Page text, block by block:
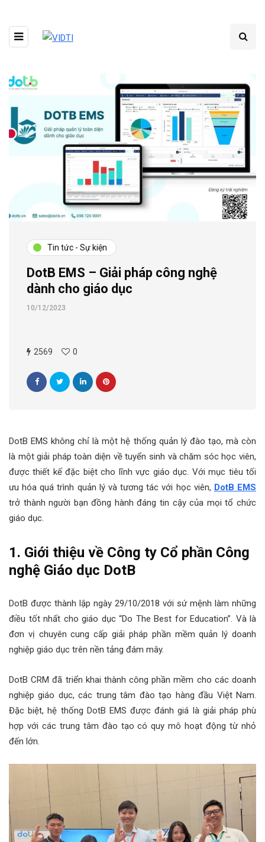
Tin tức - Sự kiện
DotB EMS – Giải pháp công nghệ
dành cho giáo dục
10/12/2023
2569 0
DotB EMS không chỉ là một hệ thống quản lý đào tạo, mà còn
là một giải pháp toàn diện về tuyển sinh và chăm sóc học viên,
được thiết kế đặc biệt cho lĩnh vực giáo dục. Với mục tiêu tối
ưu hóa quá trình quản lý và tương tác với học viên, DotB EMS
trở thành người bạn đồng hành đáng tin cậy của mọi tổ chức
giáo dục.
1. Giới thiệu về Công ty Cổ phần Công
nghệ Giáo dục DotB
DotB được thành lập ngày 29/10/2018 với sứ mệnh làm những
điều tốt nhất cho giáo dục “Do The Best for Education”. Và là
đơn vị chuyên cung cấp giải pháp phần mềm quản lý doanh
nghiệp giáo dục trên nền tảng đám mây.
DotB CRM đã triển khai thành công phần mềm cho các doanh
nghiệp giáo dục, các trung tâm đào tạo hàng đầu Việt Nam.
Đặc biệt, hệ thống DotB EMS được đánh giá là giải pháp phù
hợp với các trung tâm đào tạo có quy mô hoạt động từ nhỏ
đến lớn.